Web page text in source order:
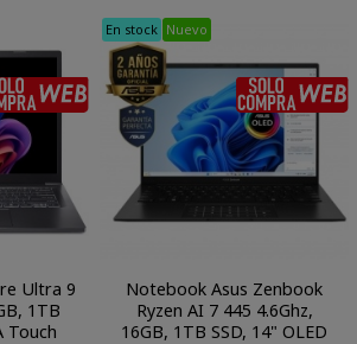
SÓLO COMPRA WEB
Ultra 9
1TB
Touch
En stock Nuevo
Notebook Asus Zenbook
Ryzen AI 7 445 4.6Ghz,
16GB, 1TB SSD, 14" OLED